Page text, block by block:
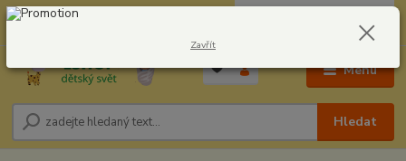
Menu
Hledat
604278943 0,00 Kč
Zavřít